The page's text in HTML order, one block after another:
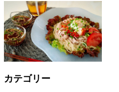
カテゴリー